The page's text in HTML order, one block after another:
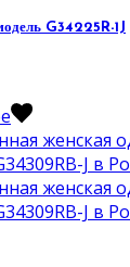
G34225R-1J